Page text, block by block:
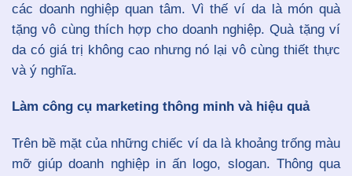
các doanh nghiệp quan tâm. Vì thế ví da là món quà
tặng vô cùng thích hợp cho doanh nghiệp. Quà tặng ví
da có giá trị không cao nhưng nó lại vô cùng thiết thực
và ý nghĩa.
Làm công cụ marketing thông minh và hiệu quả
Trên bề mặt của những chiếc ví da là khoảng trống màu
mỡ giúp doanh nghiệp in ấn logo, slogan. Thông qua